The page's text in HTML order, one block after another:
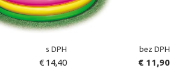
s DPH bez DPH
€ 14,40 € 11,90